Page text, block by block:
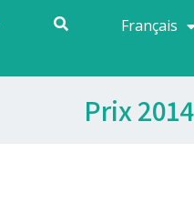
Français
Español
Prix 2014